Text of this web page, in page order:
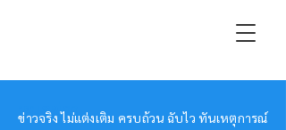
หมอข่าว
ข่าวจริง ไม่แต่งเติม ครบถ้วน ฉับไว ทันเหตุการณ์